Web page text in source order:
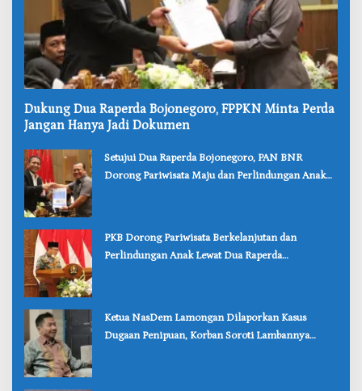
‎Dukung Dua Raperda Bojonegoro, FPPKN Minta Perda
Jangan Hanya Jadi Dokumen
‎Setujui Dua Raperda Bojonegoro, PAN BNR
Dorong Pariwisata Maju dan Perlindungan Anak
‎PKB Dorong Pariwisata Berkelanjutan dan
Perlindungan Anak Lewat Dua Raperda
‎Ketua NasDem Lamongan Dilaporkan Kasus
Dugaan Penipuan, Korban Soroti Lambannya